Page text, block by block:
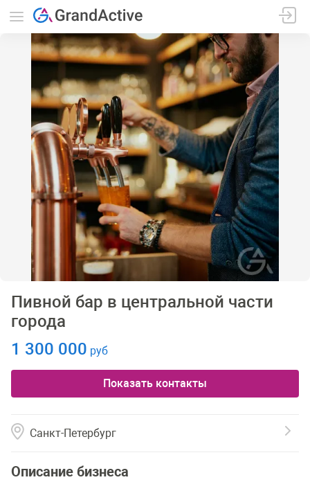
Пивной бар в центральной части
города
1 300 000 руб
Показать контакты
Санкт-Петербург
Описание бизнеса